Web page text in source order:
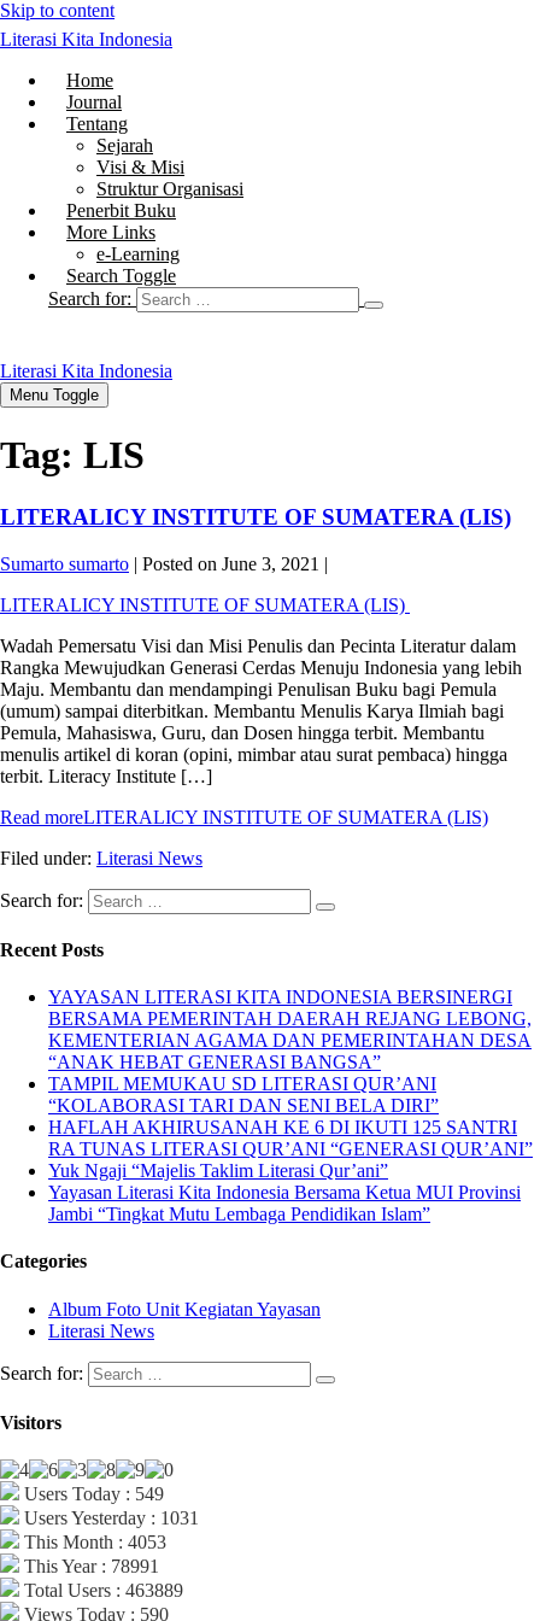
Skip to content
Literasi Kita Indonesia
Home
Journal
Tentang
Sejarah
Visi & Misi
Struktur Organisasi
Penerbit Buku
More Links
e-Learning
Search Toggle
Search for:
Literasi Kita Indonesia
Menu Toggle
Tag: LIS
LITERALICY INSTITUTE OF SUMATERA (LIS)
Sumarto sumarto | Posted on June 3, 2021 |
LITERALICY INSTITUTE OF SUMATERA (LIS)
Wadah Pemersatu Visi dan Misi Penulis dan Pecinta Literatur dalam
Rangka Mewujudkan Generasi Cerdas Menuju Indonesia yang lebih
Maju. Membantu dan mendampingi Penulisan Buku bagi Pemula
(umum) sampai diterbitkan. Membantu Menulis Karya Ilmiah bagi
Pemula, Mahasiswa, Guru, dan Dosen hingga terbit. Membantu
menulis artikel di koran (opini, mimbar atau surat pembaca) hingga
terbit. Literacy Institute […]
Read moreLITERALICY INSTITUTE OF SUMATERA (LIS)
Filed under: Literasi News
Search for:
Recent Posts
YAYASAN LITERASI KITA INDONESIA BERSINERGI
BERSAMA PEMERINTAH DAERAH REJANG LEBONG,
KEMENTERIAN AGAMA DAN PEMERINTAHAN DESA
“ANAK HEBAT GENERASI BANGSA”
TAMPIL MEMUKAU SD LITERASI QUR’ANI
“KOLABORASI TARI DAN SENI BELA DIRI”
HAFLAH AKHIRUSANAH KE 6 DI IKUTI 125 SANTRI
RA TUNAS LITERASI QUR’ANI “GENERASI QUR’ANI”
Yuk Ngaji “Majelis Taklim Literasi Qur’ani”
Yayasan Literasi Kita Indonesia Bersama Ketua MUI Provinsi
Jambi “Tingkat Mutu Lembaga Pendidikan Islam”
Categories
Album Foto Unit Kegiatan Yayasan
Literasi News
Search for:
Visitors
Users Today : 549
Users Yesterday : 1031
This Month : 4053
This Year : 78991
Total Users : 463889
Views Today : 590